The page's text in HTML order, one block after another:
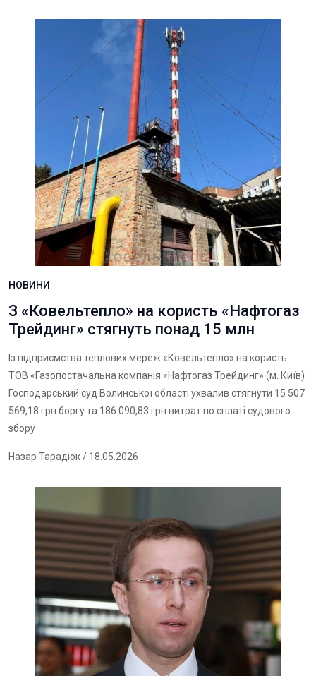
НОВИНИ
З «Ковельтепло» на користь «Нафтогаз
Трейдинг» стягнуть понад 15 млн
Із підприємства теплових мереж «Ковельтепло» на користь
ТОВ «Газопостачальна компанія «Нафтогаз Трейдинг» (м. Київ)
Господарський суд Волинської області ухвалив стягнути 15 507
569,18 грн боргу та 186 090,83 грн витрат по сплаті судового
збору
Назар Тарадюк/ 18.05.2026